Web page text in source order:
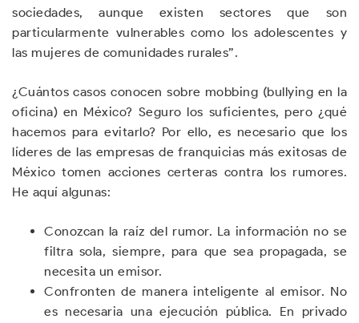
sociedades, aunque existen sectores que son
particularmente vulnerables como los adolescentes y
las mujeres de comunidades rurales”.
¿Cuántos casos conocen sobre mobbing (bullying en la
oficina) en México? Seguro los suficientes, pero ¿qué
hacemos para evitarlo? Por ello, es necesario que los
líderes de las empresas de franquicias más exitosas de
México tomen acciones certeras contra los rumores.
He aquí algunas:
Conozcan la raíz del rumor. La información no se
filtra sola, siempre, para que sea propagada, se
necesita un emisor.
Confronten de manera inteligente al emisor. No
es necesaria una ejecución pública. En privado